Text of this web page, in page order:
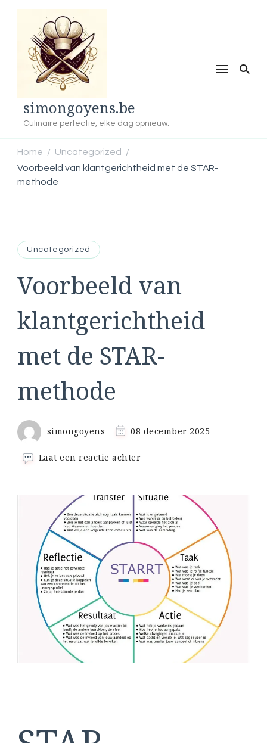
simongoyens.be
Culinaire perfectie, elke dag opnieuw.
Home / Uncategorized
/
Voorbeeld van klantgerichtheid met de STAR-
methode
Uncategorized
Voorbeeld van
klantgerichtheid
met de STAR-
methode
simongoyens 08 december 2025
Laat een reactie achter
klantgerichtheid
de
STAR-
methode